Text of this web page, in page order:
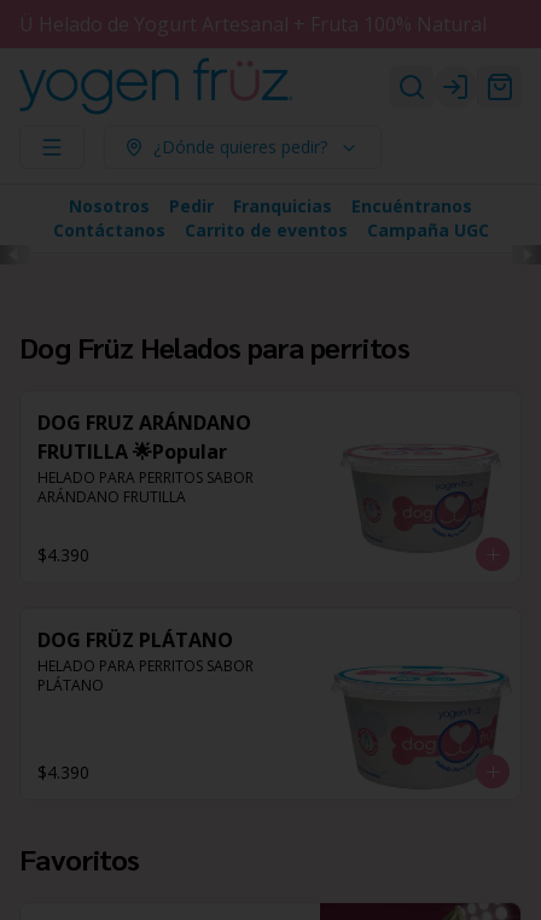
Ü Helado de Yogurt Artesanal + Fruta 100% Natural
Login
¿Dónde quieres pedir?
Nosotros Pedir Franquicias
Encuéntranos
Contáctanos
Carrito de eventos Campaña UGC
Dog Früz Helados para perritos
DOG FRUZ ARÁNDANO
FRUTILLA 🌟Popular
HELADO PARA PERRITOS SABOR
ARÁNDANO FRUTILLA
$4.390
DOG FRÜZ PLÁTANO
HELADO PARA PERRITOS SABOR
PLÁTANO
$4.390
Favoritos